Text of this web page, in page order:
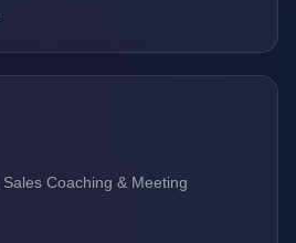
Coaching & Meeting